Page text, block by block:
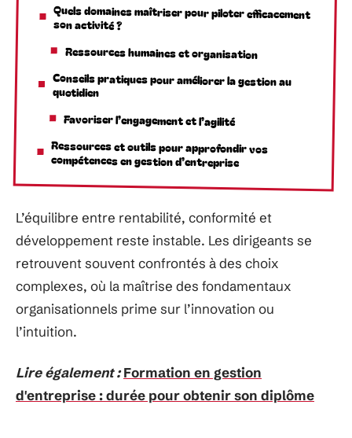
Quels domaines maîtriser pour piloter efficacement
son activité ?
Ressources humaines et organisation
Conseils pratiques pour améliorer la gestion au
quotidien
Favoriser l’engagement et l’agilité
Ressources et outils pour approfondir vos
compétences en gestion d’entreprise
L’équilibre entre rentabilité, conformité et
développement reste instable. Les dirigeants se
retrouvent souvent confrontés à des choix
complexes, où la maîtrise des fondamentaux
organisationnels prime sur l’innovation ou
l’intuition.
Lire également : Formation en gestion
d'entreprise : durée pour obtenir son diplôme